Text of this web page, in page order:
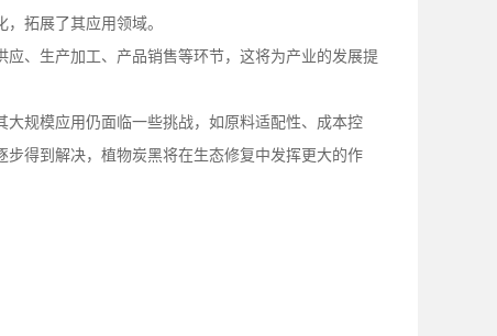
拓展了其应用领域。
、生产加工、产品销售等环节，这将为产业的发展提
规模应用仍面临一些挑战，如原料适配性、成本控
得到解决，植物炭黑将在生态修复中发挥更大的作